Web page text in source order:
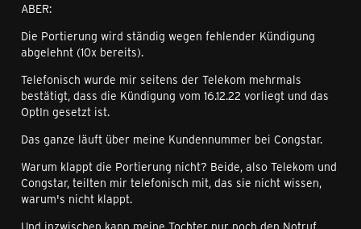
ABER:
Die Portierung wird ständig wegen fehlender Kündigung
abgelehnt (10x bereits).
Telefonisch wurde mir seitens der Telekom mehrmals
bestätigt, dass die Kündigung vom 16.12.22 vorliegt und das
OptIn gesetzt ist.
Das ganze läuft über meine Kundennummer bei Congstar.
Warum klappt die Portierung nicht? Beide, also Telekom und
Congstar, teilten mir telefonisch mit, das sie nicht wissen,
warum's nicht klappt.